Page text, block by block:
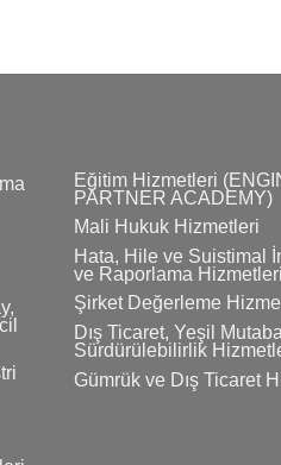
Eğitim Hizmetleri
PARTNER ACADEMY)
Mali Hukuk Hizmetleri
Hata, Hile ve Suistimal
ve Raporlama Hizmetleri
Şirket Değerleme
Dış Ticaret, Yeşil
Sürdürülebilirlik
Gümrük ve Dış Ticaret